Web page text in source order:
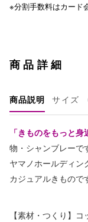
※分割手数料はカード
商品詳細
商品説明 サイズ
「きものをもっと身
物・シャンブレーで
ヤマノホールディン
カジュアルきもので
【素材・つくり】